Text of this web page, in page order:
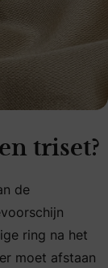
triset?
de
ring na het
moet afstaan